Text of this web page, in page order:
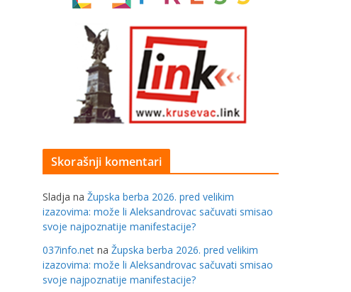
Skorašnji komentari
Sladja na Župska berba 2026. pred velikim
izazovima: može li Aleksandrovac sačuvati smisao
svoje najpoznatije manifestacije?
037info.net na Župska berba 2026. pred velikim
izazovima: može li Aleksandrovac sačuvati smisao
svoje najpoznatije manifestacije?